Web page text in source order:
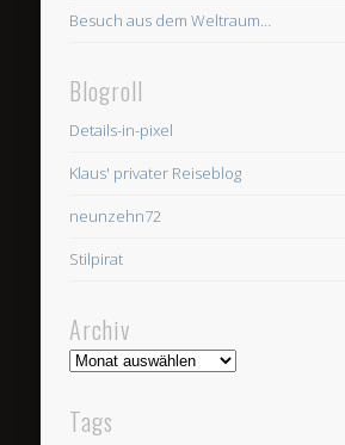
Besuch aus dem Weltraum…
Blogroll
Details-in-pixel
Klaus' privater Reiseblog
neunzehn72
Stilpirat
Archiv
Archiv
Tags